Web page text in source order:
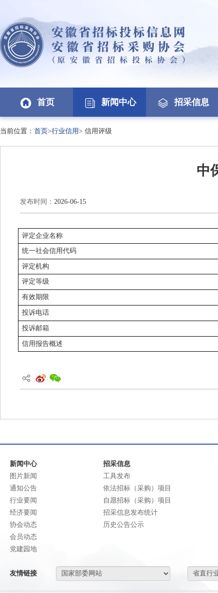
首页 新闻中心 招采信息
当前位置： 首页>行业信用> 信用评级
中
发布时间： 2026-06-15
评定企业名称
统一社会信用代码
评定机构
评定等级
有效期限
投诉电话
投诉邮箱
信用报告概述
新闻中心
图片新闻
通知公告
行业要闻
经济要闻
协会动态
会员动态
党建园地
招采信息
工具发布
依法招标（采购）项目
自愿招标（采购）项目
招采信息发布统计
历史公告公示
友情链接